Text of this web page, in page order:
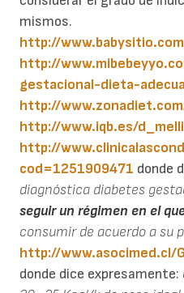
mismos.
http://
http://
gestacional-dieta-
http://
http://www.iqb.es/
http://
cod=1251909471 donde
diagnóstica diabetes
seguir un régimen en el
consumir de acuerdo a su
http://www.asocimed.cl/
donde dice expresamente: